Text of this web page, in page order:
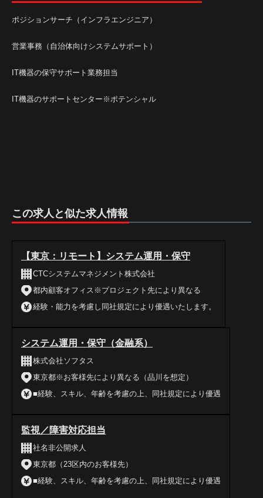
ポジションサーチ（インフラエンジニア）
営業事務（自治体向けシステムサポート）
IT機器の保守サポート業務担当
IT機器のサポートセンター※ポテンシャル
この求人と似た求人情報
【東京：リモート】システム運用・保守
CTCシステムマネジメント株式会社
都内顧客オフィス※プロジェクト先により異なる
経験・能力を考慮し同社規定により優遇いたします。
システム運用・保守（金融系）
株式会社ソフタス
東京都※お客様先により異なる（品川を想定）
■経験、スキル、年齢を考慮の上、同社規定により優遇
監視／障害対応担当
社名非公開求人
東京都（23区内のお客様先）
■経験、スキル、年齢を考慮の上、同社規定により優遇